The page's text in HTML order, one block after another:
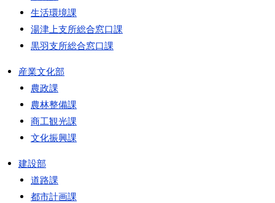
生活環境課
湯津上支所総合窓口課
黒羽支所総合窓口課
産業文化部
農政課
農林整備課
商工観光課
文化振興課
建設部
道路課
都市計画課